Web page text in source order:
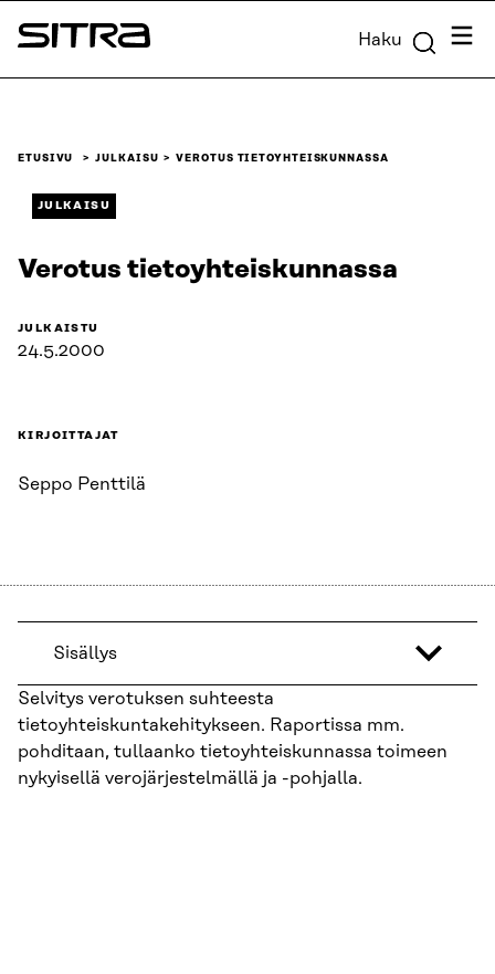
Siirry
suoraan
Sitra Haku
ETUSIVU JULKAISU VEROTUS TIETOYHTEISKUNNASSA
JULKAISU
Verotus tietoyhteiskunnassa
JULKAISTU
24.5.2000
KIRJOITTAJAT
Seppo Penttilä
Sisällys
Selvitys verotuksen suhteesta
tietoyhteiskuntakehitykseen. Raportissa mm.
pohditaan, tullaanko tietoyhteiskunnassa toimeen
nykyisellä verojärjestelmällä ja -pohjalla.